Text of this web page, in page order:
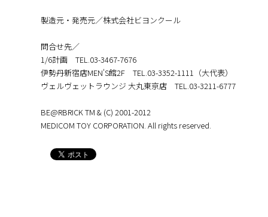
製造元・発売元／株式会社ビヨンクール
問合せ先／
1/6計画 TEL.03-3467-7676
伊勢丹新宿店MEN'S館2F TEL.03-3352-1111（大代表）
ヴェルヴェットラウンジ 大丸東京店 TEL.03-3211-6777
BE@RBRICK TM & (C) 2001-2012
MEDICOM TOY CORPORATION. All rights reserved.